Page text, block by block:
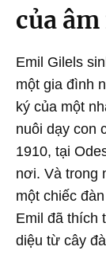
của
Emil Gilels
một gia đình
ký của một
nuôi dạy con
1910, tại
nơi. Và trong
một chiếc
Emil đã thích
diệu từ cây